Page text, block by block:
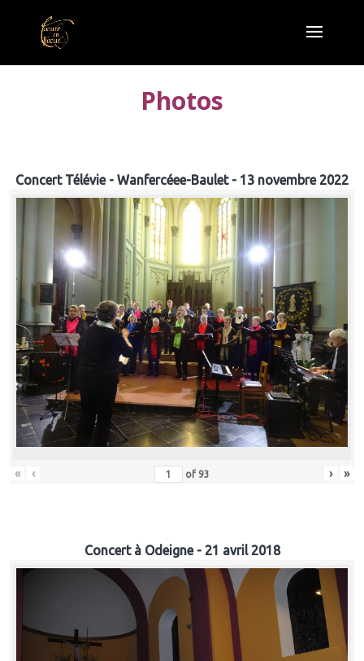
Photos
Concert Télévie - Wanfercéee-Baulet - 13 novembre 2022
« ‹ of 93 › »
Concert à Odeigne - 21 avril 2018